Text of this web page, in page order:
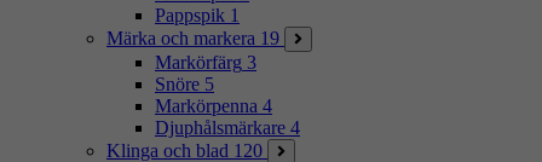
Pappspik 1
Märka och markera 19
Markörfärg 3
Snöre 5
Markörpenna 4
Djuphålsmärkare 4
Klinga och blad 120